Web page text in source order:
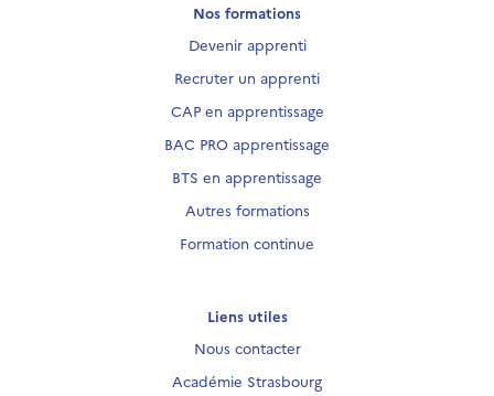
Nos formations
Devenir apprenti
Recruter un apprenti
CAP en apprentissage
BAC PRO apprentissage
BTS en apprentissage
Autres formations
Formation continue
Liens utiles
Nous contacter
Académie Strasbourg